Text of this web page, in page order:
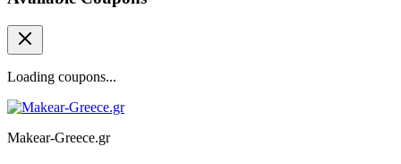
Loading coupons...
Makear-Greece.gr